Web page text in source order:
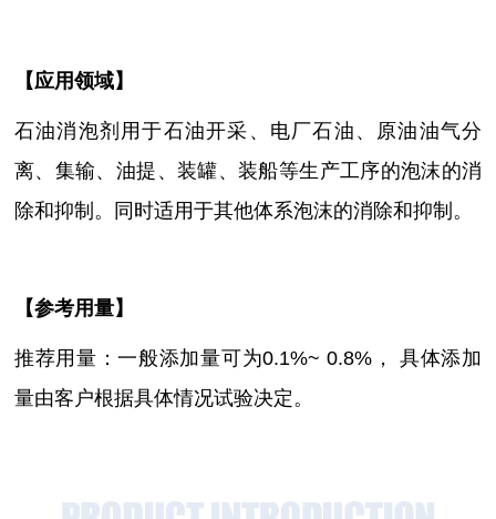
【应用领域】
石油消泡剂用于石油开采、电厂石油、原油油气分
离、集输、油提、装罐、装船等生产工序的泡沫的消
除和抑制。同时适用于其他体系泡沫的消除和抑制。
【参考用量】
推荐用量：一般添加量可为0.1%~ 0.8%， 具体添加
量由客户根据具体情况试验决定。